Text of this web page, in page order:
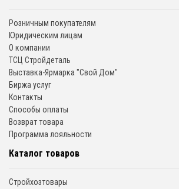
Розничным покупателям
Юридическим лицам
О компании
ТСЦ Стройдеталь
Выставка-Ярмарка "Свой Дом"
Биржа услуг
Контакты
Способы оплаты
Возврат товара
Программа лояльности
Каталог товаров
Стройхозтовары